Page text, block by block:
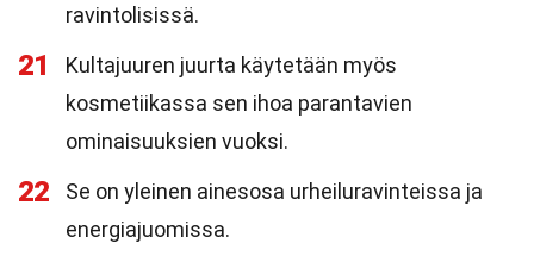
ravintolisissä.
21
Kultajuuren juurta käytetään myös
kosmetiikassa sen ihoa parantavien
ominaisuuksien vuoksi.
22
Se on yleinen ainesosa urheiluravinteissa ja
energiajuomissa.